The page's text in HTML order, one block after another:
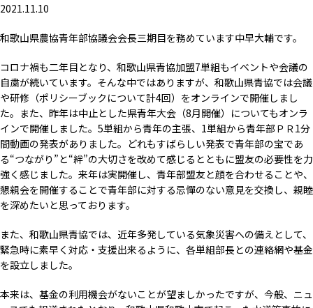
2021.11.10
和歌山県農協青年部協議会会長三期目を務めています中早大輔です。
コロナ禍も二年目となり、和歌山県青協加盟7単組もイベントや会議の
自粛が続いています。そんな中ではありますが、和歌山県青協では会議
や研修（ポリシーブックについて計4回）をオンラインで開催しまし
た。また、昨年は中止とした県青年大会（8月開催）についてもオンラ
インで開催しました。5単組から青年の主張、1単組から青年部ＰＲ1分
間動画の発表がありました。どれもすばらしい発表で青年部の宝であ
る“つながり”と“絆”の大切さを改めて感じるとともに盟友の必要性を力
強く感じました。来年は実開催し、青年部盟友と顔を合わせることや、
懇親会を開催することで青年部に対する忌憚のない意見を交換し、親睦
を深めたいと思っております。
また、和歌山県青協では、近年多発している気象災害への備えとして、
緊急時に素早く対応・支援出来るように、各単組部長との連絡網や基金
を設立しました。
本来は、基金の利用機会がないことが望ましかったですが、今般、ニュ